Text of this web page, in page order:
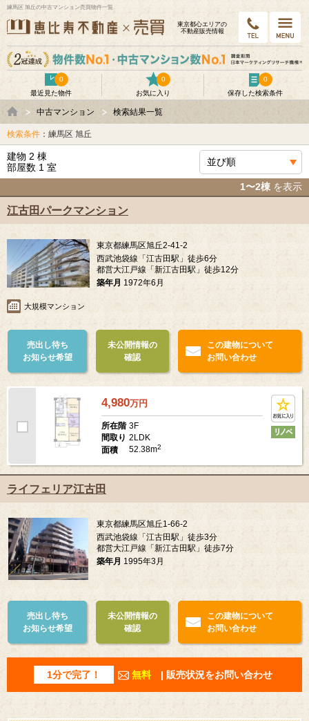
練馬区 旭丘の中古マンション売買物件一覧
東京都⼼エリアの
不動産販売情報
最近見た物件
0
お気に入り
0
保存した検索条件
0
中古マンション 検索結果一覧
検索条件 ：練馬区 旭丘
建物 2 棟
部屋数 1 室
1〜2棟 を表示
江古田パークマンション
東京都練馬区旭丘2-41-2
西武池袋線「江古田駅」徒歩6分
都営大江戸線「新江古田駅」徒歩12分
築年月 1972年6月
大規模マンション
売出し待ち
お知らせ希望
未公開情報の
確認
この建物について
お問い合わせ
4,980万円
所在階 3F
間取り 2LDK
面積
52.38m2
ライフェリア江古田
東京都練馬区旭丘1-66-2
西武池袋線「江古田駅」徒歩3分
都営大江戸線「新江古田駅」徒歩7分
築年月 1995年3月
売出し待ち
お知らせ希望
未公開情報の
確認
この建物について
お問い合わせ
1分で完了！ 無料 | 販売状況をお問い合わせ